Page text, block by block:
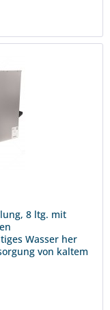
8 ltg. mit
Wasser her
von kaltem